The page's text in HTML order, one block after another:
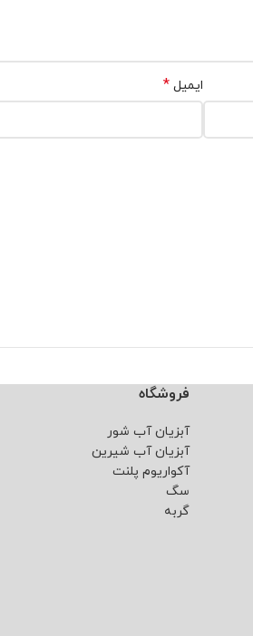
ایمیل *
فروشگاه
آبزیان آب شور
آبزیان آب شیرین
آکواریوم پلنت
سگ
گربه